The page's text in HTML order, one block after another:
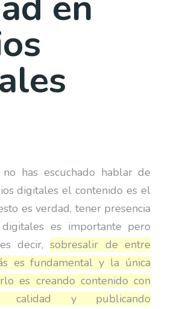
no has escuchado hablar de
digitales el contenido es el
es verdad, tener presencia
es importante pero
es decir,sobresalir de entre
es fundamental y la única
es creando contenido con
calidad y publicando